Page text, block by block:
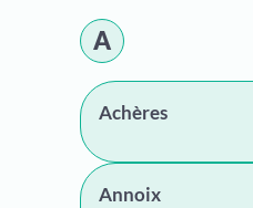
A
Achères
Annoix